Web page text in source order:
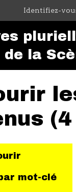
Identifiez-
de la
mot-clé